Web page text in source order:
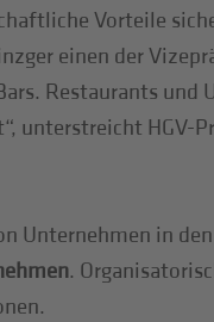
Vorteile
einen der
Restaurants und
unterstreicht HGV-
Unternehmen in
.